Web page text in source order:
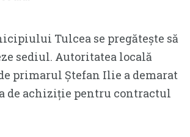
Tulcea se pregătește să
sediul. Autoritatea locală
primarul Ștefan Ilie a demarat
de achiziție pentru contractul